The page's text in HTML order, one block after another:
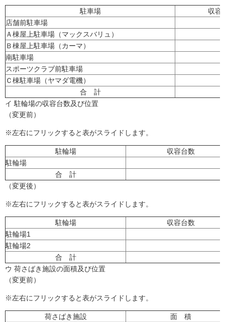
駐車場
収容
店舗前駐車場
Ａ棟屋上駐車場（マックスバリュ）
Ｂ棟屋上駐車場（カーマ）
南駐車場
スポーツクラブ前駐車場
Ｃ棟駐車場（ヤマダ電機）
合 計
イ 駐輪場の収容台数及び位置
（変更前）
※左右にフリックすると表がスライドします。
駐輪場
収容台数
駐輪場
合 計
（変更後）
※左右にフリックすると表がスライドします。
駐輪場
収容台数
駐輪場1
駐輪場2
合 計
ウ 荷さばき施設の面積及び位置
（変更前）
※左右にフリックすると表がスライドします。
荷さばき施設
面 積